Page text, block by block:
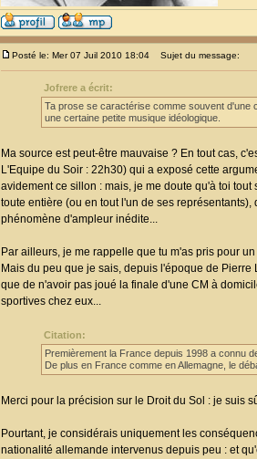
Posté le: Mer 07 Juil 2010 18:04 Sujet du message:
Jofrere a écrit:
Ta prose se caractérise comme souvent d'une
une certaine petite musique idéologique.
Ma source est peut-être mauvaise ? En tout cas,
L'Equipe du Soir : 22h30) qui a exposé cette
avidement ce sillon : mais, je me doute qu'à toi
toute entière (ou en tout l'un de ses
phénomène d'ampleur inédite...
Par ailleurs, je me rappelle que tu m'as pris pour
Mais du peu que je sais, depuis l'époque de
que de n'avoir pas joué la finale d'une CM à
sportives chez eux...
Citation:
Premièrement la France depuis 1998 a connu
De plus en France comme en Allemagne, le
Merci pour la précision sur le Droit du Sol : je suis
Pourtant, je considérais uniquement les
nationalité allemande intervenus depuis peu : et